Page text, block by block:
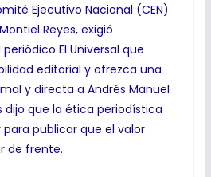
Ejecutivo Nacional (CEN)
Reyes, exigió
El Universal que
editorial y ofrezca una
y directa a Andrés Manuel
dijo que la ética periodística
publicar que el valor
de frente.